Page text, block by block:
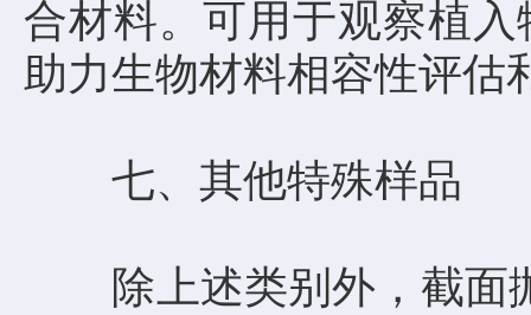
合材料。可用于观察植
助力生物材料相容性评估
七、其他特殊样品
除上述类别外，截面抛